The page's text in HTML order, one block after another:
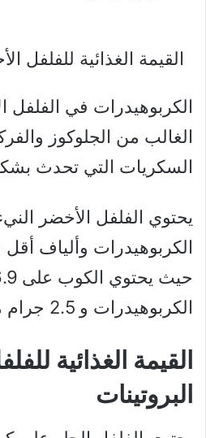
القيمة الغذائية للفلفل
الكربوهيدرات في الفلفل
الغالب من الجلوكوز
السكريات التي تحدث
يحتوي الفلفل الأخضر
الكربوهيدرات وألياف أقل
الكربوهيدرات و 2.5 جرام من الألياف.
القيمة الغذائية
البروتينات